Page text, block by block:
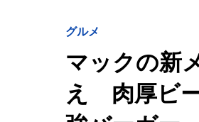
グルメ
マックの新
え 肉厚ビ